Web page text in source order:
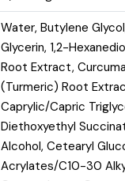
Water, Butylene
Glycerin, 1,2-
Root Extract,
(Turmeric) Root
Caprylic/Capric
Diethoxyethyl
Alcohol, Cetearyl
Acrylates/C10-30